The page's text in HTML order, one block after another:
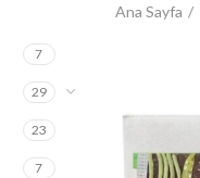
7
29
23
7
Ana Sayfa